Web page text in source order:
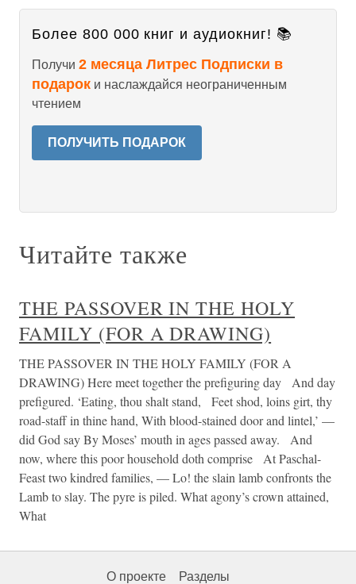
Более 800 000 книг и аудиокниг! 📚
Получи 2 месяца Литрес Подписки в
подарок и наслаждайся неограниченным
чтением
ПОЛУЧИТЬ ПОДАРОК
Читайте также
THE PASSOVER IN THE HOLY
FAMILY (FOR A DRAWING)
THE PASSOVER IN THE HOLY FAMILY (FOR A
DRAWING) Here meet together the prefiguring day And day
prefigured. ‘Eating, thou shalt stand, Feet shod, loins girt, thy
road-staff in thine hand, With blood-stained door and lintel,’ —
did God say By Moses’ mouth in ages passed away. And
now, where this poor household doth comprise At Paschal-
Feast two kindred families, — Lo! the slain lamb confronts the
Lamb to slay. The pyre is piled. What agony’s crown attained,
What
О проекте Разделы